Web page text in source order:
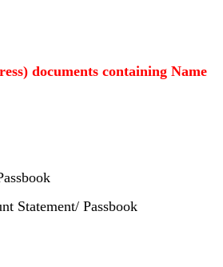
documents containing Name
Statement/ Passbook